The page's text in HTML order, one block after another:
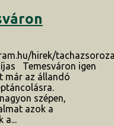
hirek/
Temesváron igen
már az állandó
szépen,
azok a
a...